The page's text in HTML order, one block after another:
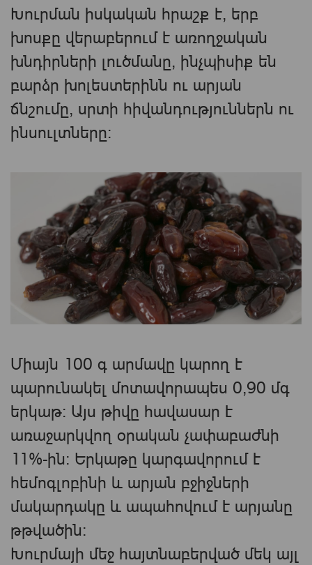
Խուրման իսկական հրաշք է, երբ
խոսքը վերաբերում է առողջական
խնդիրների լուծմանը, ինչպիսիք են
բարձր խոլեստերինն ու արյան
ճնշումը, սրտի հիվանդություններն ու
ինսուլտները:
Միայն 100 գ արմավը կարող է
պարունակել մոտավորապես 0,90 մգ
երկաթ։ Այս թիվը հավասար է
առաջարկվող օրական չափաբաժնի
11%-ին։ Երկաթը կարգավորում է
հեմոգլոբինի և արյան բջիջների
մակարդակը և ապահովում է արյանը
թթվածին:
Խուրմայի մեջ հայտնաբերված մեկ այլ